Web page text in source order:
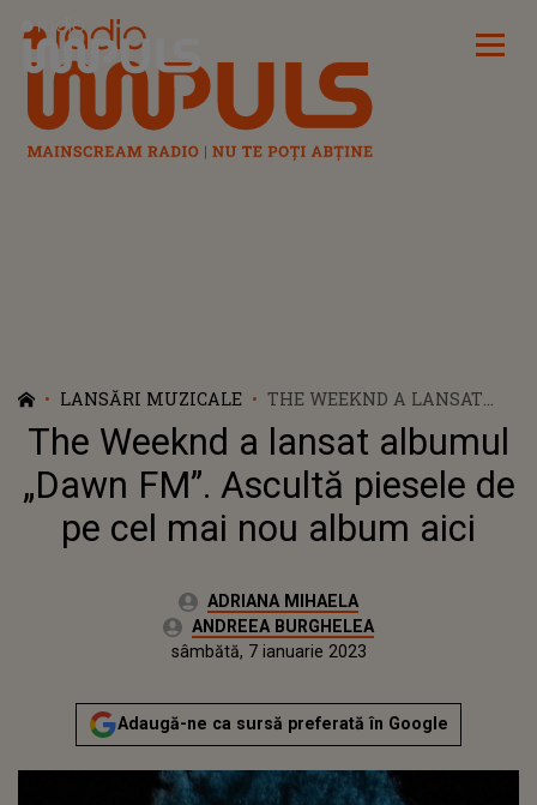
Radio Impuls
LANSĂRI MUZICALE
THE WEEKND A LANSAT
ALBUMUL „DAWN FM”.
ASCULTĂ PIESELE DE PE
CEL MAI NOU ALBUM AICI
The Weeknd a lansat albumul
„Dawn FM”. Ascultă piesele de
pe cel mai nou album aici
Autor:ADRIANA MIHAELA
Editor:ANDREEA BURGHELEA
vineri, 7 ianuarie 2022Actualizat:
sâmbătă, 7 ianuarie 2023
Adaugă-ne ca sursă preferată în Google